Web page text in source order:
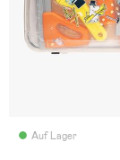
Auf Lager